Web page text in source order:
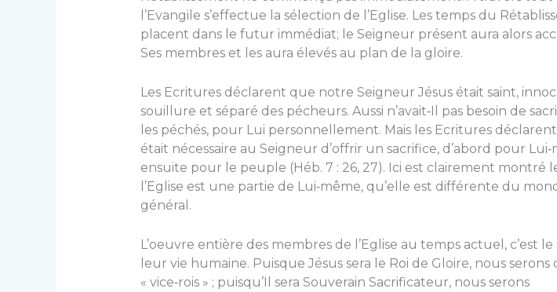
l’Evangile s’effectue la sélection de l’Eglise. Les temps du
placent dans le futur immédiat; le Seigneur présent aura alors
Ses membres et les aura élevés au plan de la gloire.
Les Ecritures déclarent que notre Seigneur Jésus était saint,
souillure et séparé des pécheurs. Aussi n’avait‑Il pas besoin de
les péchés, pour Lui personnellement. Mais les Ecritures déclarent
était nécessaire au Seigneur d’offrir un sacrifice, d’abord pour
ensuite pour le peuple (Héb. 7 : 26, 27). Ici est clairement montré
l’Eglise est une partie de Lui‑même, qu’elle est différente du
général.
L’oeuvre entière des membres de l’Eglise au temps actuel, c’est
leur vie humaine. Puisque Jésus sera le Roi de Gloire, nous serons
« vice‑rois » ; puisqu’Il sera Souverain Sacrificateur, nous serons